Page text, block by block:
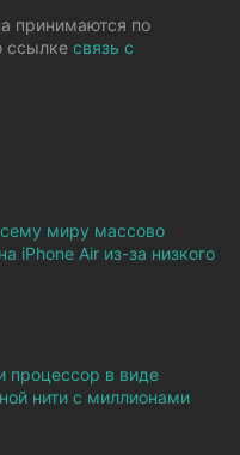
принимаются по
ссылке связь с
миру массово
iPhone Air из-за низкого
процессор в виде
нити с миллионами